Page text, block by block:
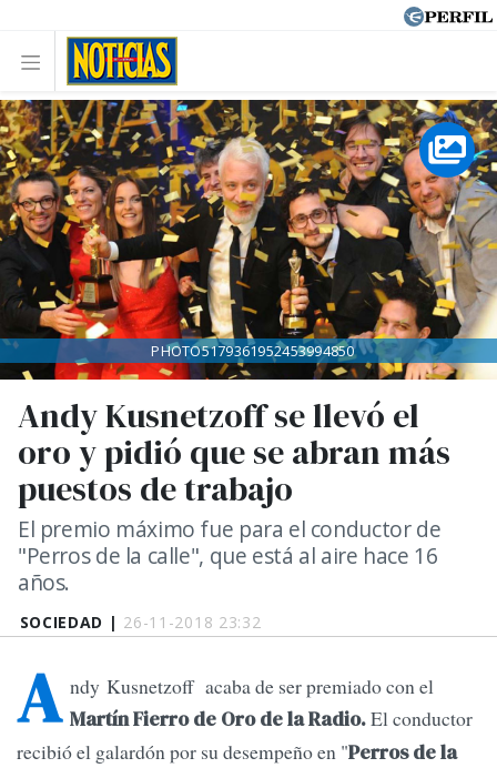
SOCIEDAD | 26-11-2018 23:32
Andy Kusnetzoff se llevó el
oro y pidió que se abran más
puestos de trabajo
El premio máximo fue para el conductor de
"Perros de la calle", que está al aire hace 16
años.
PHOTO5179361952453994850
A ndy Kusnetzoff acaba de ser premiado con el
Martín Fierro de Oro de la Radio.El conductor
recibió el galardón por su desempeño en "Perros de la